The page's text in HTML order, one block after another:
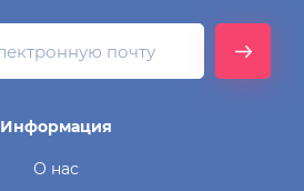
Информация
О нас